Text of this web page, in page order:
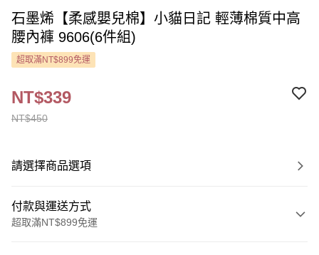
石墨烯【柔感嬰兒棉】小貓日記 輕薄棉質中高
腰內褲 9606(6件組)
超取滿NT$899免運
NT$450
NT$339
請選擇商品選項
付款與運送方式
超取滿NT$899免運